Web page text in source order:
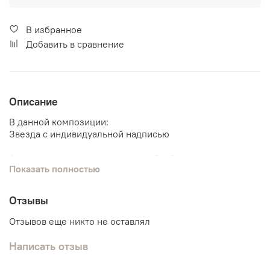
В избранное
Добавить в сравнение
Описание
В данной композиции:
Звезда с индивидуальной надписью
3 шарика с конфетти
4 обычных шарика
Показать полностью
Отзывы
Отзывов еще никто не оставлял
Написать отзыв